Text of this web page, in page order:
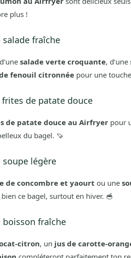
plus !
salade fraîche
salade verte croquante, d’une
fenouil citronnéepour une
frites de patate douce
de patate douce au Airfryerpour
du bagel. 🍠
soupe légère
de concombre et yaourt ou une
ce bagel, surtout en hiver. 🥣
boisson fraîche
citron, un jus de carotte-